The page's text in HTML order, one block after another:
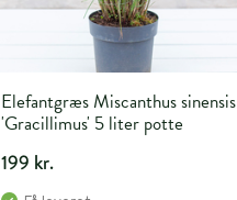
Elefantgræs Miscanthus sinensis
'Gracillimus' 5 liter potte
199 kr.